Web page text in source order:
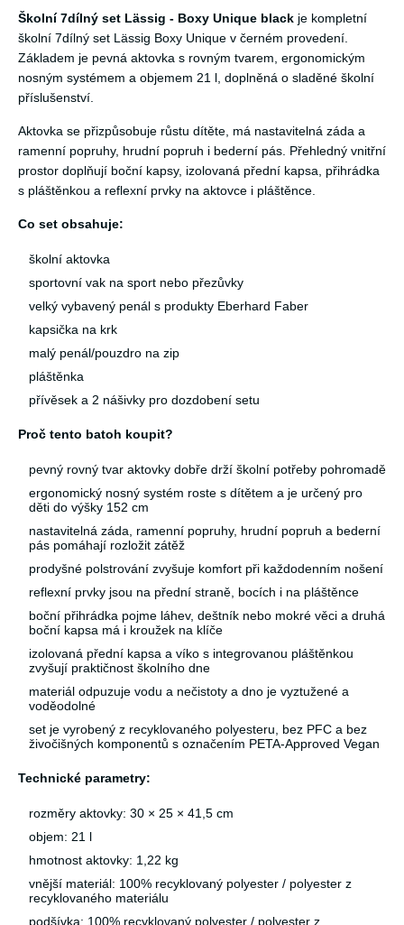
Školní 7dílný set Lässig - Boxy Unique black je kompletní
školní 7dílný set Lässig Boxy Unique v černém provedení.
Základem je pevná aktovka s rovným tvarem, ergonomickým
nosným systémem a objemem 21 l, doplněná o sladěné školní
příslušenství.
Aktovka se přizpůsobuje růstu dítěte, má nastavitelná záda a
ramenní popruhy, hrudní popruh i bederní pás. Přehledný vnitřní
prostor doplňují boční kapsy, izolovaná přední kapsa, přihrádka
s pláštěnkou a reflexní prvky na aktovce i pláštěnce.
Co set obsahuje:
školní aktovka
sportovní vak na sport nebo přezůvky
velký vybavený penál s produkty Eberhard Faber
kapsička na krk
malý penál/pouzdro na zip
pláštěnka
přívěsek a 2 nášivky pro dozdobení setu
Proč tento batoh koupit?
pevný rovný tvar aktovky dobře drží školní potřeby pohromadě
ergonomický nosný systém roste s dítětem a je určený pro
děti do výšky 152 cm
nastavitelná záda, ramenní popruhy, hrudní popruh a bederní
pás pomáhají rozložit zátěž
prodyšné polstrování zvyšuje komfort při každodenním nošení
reflexní prvky jsou na přední straně, bocích i na pláštěnce
boční přihrádka pojme láhev, deštník nebo mokré věci a druhá
boční kapsa má i kroužek na klíče
izolovaná přední kapsa a víko s integrovanou pláštěnkou
zvyšují praktičnost školního dne
materiál odpuzuje vodu a nečistoty a dno je vyztužené a
voděodolné
set je vyrobený z recyklovaného polyesteru, bez PFC a bez
živočišných komponentů s označením PETA-Approved Vegan
Technické parametry:
rozměry aktovky: 30 × 25 × 41,5 cm
objem: 21 l
hmotnost aktovky: 1,22 kg
vnější materiál: 100% recyklovaný polyester / polyester z
recyklovaného materiálu
podšívka: 100% recyklovaný polyester / polyester z